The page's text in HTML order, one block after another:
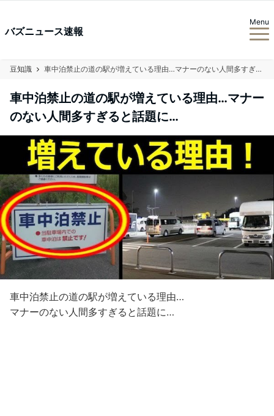
バズニュース速報
Menu
豆知識 車中泊禁止の道の駅が増えている理由…マナーのない人間多すぎると話題に…
車中泊禁止の道の駅が増えている理由…マナー
のない人間多すぎると話題に…
車中泊禁止の道の駅が増えている理由…
マナーのない人間多すぎると話題に…